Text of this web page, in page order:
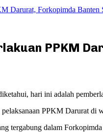
Darurat, Forkopimda Banten
PPKM
hari ini adalah
PPKM Darurat
tergabung dalam